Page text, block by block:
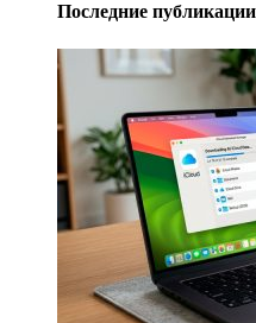
Последние публикации